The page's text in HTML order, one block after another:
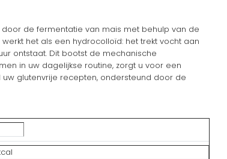
de fermentatie van mais met behulp van de
het als een hydrocolloïd: het trekt vocht aan
ontstaat. Dit bootst de mechanische
in uw dagelijkse routine, zorgt u voor een
glutenvrije recepten, ondersteund door de